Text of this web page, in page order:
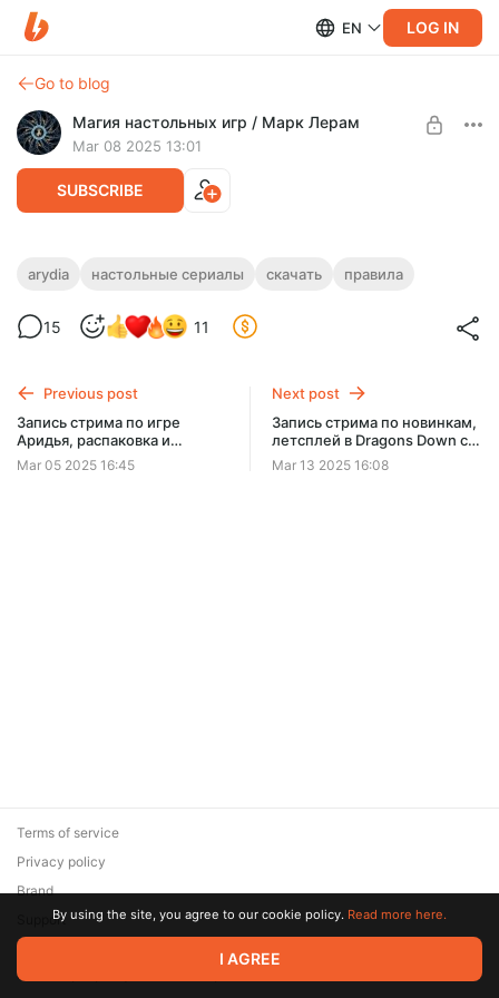
EN LOG IN
Go to blog
Магия настольных игр / Марк Лерам
Mar 08 2025 13:01
SUBSCRIBE
Arydia: Пути, по которым мы осмелимся
Архив по игре Arydia: The Paths We Dare Tread
Зритель
arydia настольные сериалы скачать правила
15 11
Previous post
Запись стрима по игре
Аридья, распаковка и
обсуждение
Mar 05 2025 16:45
Next post
Запись стрима по новинкам,
летсплей в Dragons Down с
дополнением, новый сериал
Аридья
Mar 13 2025 16:08
© 2026 Zaya Solutions Limited. All rights reserved. All trademarks
are the property of their respective owners.
Terms of service
Privacy policy
Brand
SupportBy using the site, you agree to our cookie policy. Read more here.
I AGREE